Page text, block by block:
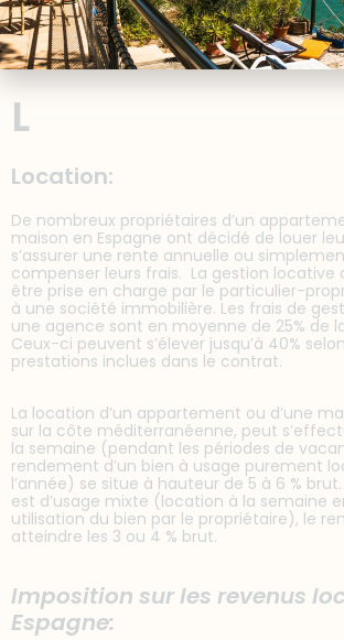
En général, la fiscalité espagnole est plus
pays francophones, ce qui attire de plus
acheteurs étrangers à s’installer en
L
Location:
De nombreux propriétaires d’un
maison en Espagne ont décidé de louer
s’assurer une rente annuelle ou
compenser leurs frais. La gestion
être prise en charge par le particulier-
à une société immobilière. Les frais de
une agence sont en moyenne de 25% de
Ceux-ci peuvent s’élever jusqu’à 40%
prestations inclues dans le contrat.
La location d’un appartement ou d’une
sur la côte méditerranéenne, peut
la semaine (pendant les périodes de
rendement d’un bien à usage purement
l’année) se situe à hauteur de 5 à 6 %
est d’usage mixte (location à la semaine
utilisation du bien par le propriétaire), le
atteindre les 3 ou 4 % brut.
Imposition sur les revenus
Espagne: